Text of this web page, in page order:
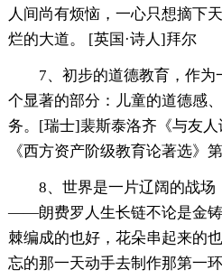
人间尚有烦恼，一心只想摘下
烂的大道。 [英国·诗人]拜尔
7、初步的道德教育，作
个显著的部分：儿童的道德感
务。[瑞士]裴斯泰洛齐《与友
《西方资产阶级教育论著选》第
8、世界是一片辽阔的战场
——朗费罗人生长链不论是金铸
棘编成的也好，花朵串起来的
忘的那一天动手去制作那第一